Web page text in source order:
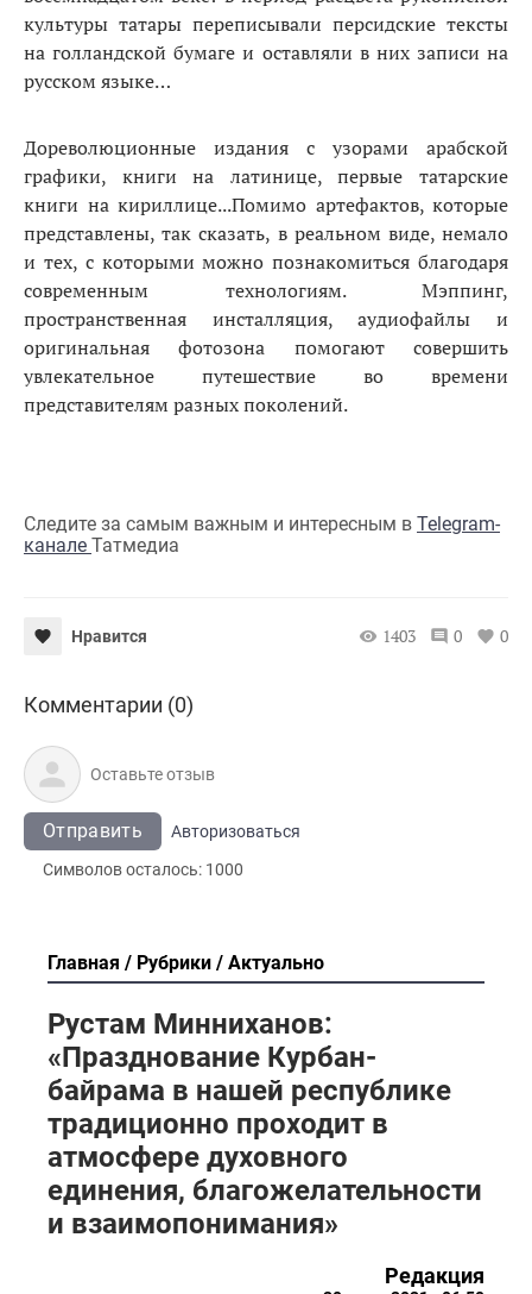
культуры татары переписывали персидские тексты
на голландской бумаге и оставляли в них записи на
русском языке…
Дореволюционные издания с узорами арабской
графики, книги на латинице, первые татарские
книги на кириллице...Помимо артефактов, которые
представлены, так сказать, в реальном виде, немало
и тех, с которыми можно познакомиться благодаря
современным технологиям. Мэппинг,
пространственная инсталляция, аудиофайлы и
оригинальная фотозона помогают совершить
увлекательное путешествие во времени
представителям разных поколений.
Следите за самым важным и интересным в Telegram-
канале Татмедиа
Нравится 1403 0 0
Комментарии (0)
Отправить
Авторизоваться
Символов осталось: 1000
Главная Рубрики Актуально
Рустам Минниханов:
«Празднование Курбан-
байрама в нашей республике
традиционно проходит в
атмосфере духовного
единения, благожелательности
и взаимопонимания»
Редакция